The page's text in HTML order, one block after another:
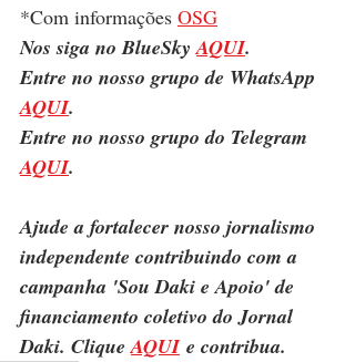
*Com informações OSG
Nos siga no BlueSky AQUI.
Entre no nosso grupo de WhatsApp
AQUI.
Entre no nosso grupo do Telegram
AQUI.
Ajude a fortalecer nosso jornalismo
independente contribuindo com a
campanha 'Sou Daki e Apoio' de
financiamento coletivo do Jornal
Daki. Clique AQUI e contribua.